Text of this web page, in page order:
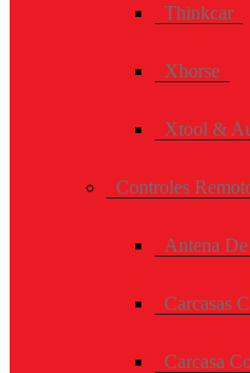
Thinkcar
Xhorse
Xtool &
Controles
Antena
Carcasas
Carcasa